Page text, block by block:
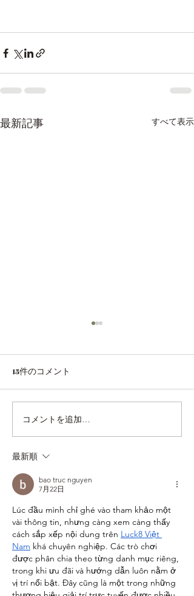
最新記事 すべて表示
今年も1年お世話になりま
した
15件のコメント
コメントを追加…
最新順
bao truc nguyen
7月22日
Lúc đầu mình chỉ ghé vào tham khảo một
vài thông tin, nhưng càng xem càng thấy
cách sắp xếp nội dung trên Luck8 Việt
Nam khá chuyên nghiệp. Các trò chơi
được phân chia theo từng danh mục riêng,
trong khi ưu đãi và hướng dẫn luôn nằm ở
vị trí nổi bật. Đây cũng là một trong những